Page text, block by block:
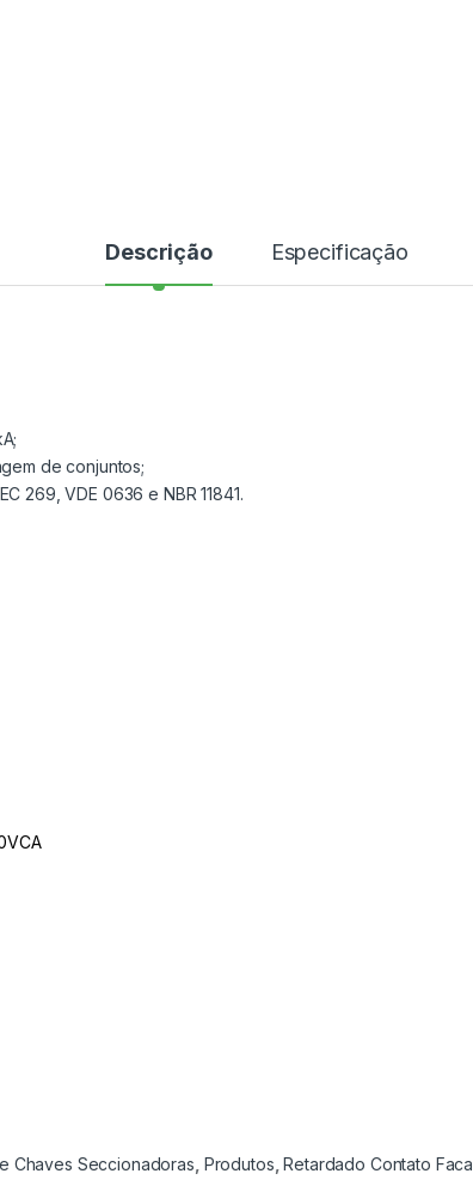
Descrição Especificação
de conjuntos;
269, VDE 0636 e NBR 11841.
Chaves Seccionadoras Produtos ,Retardado Contato Faca